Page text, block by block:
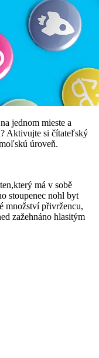
jednom mieste a
Aktivujte si čítateľský
úroveň.
má v sobě
stoupenec nohl byt
množství přivržencu,
zažehnáno hlasitým